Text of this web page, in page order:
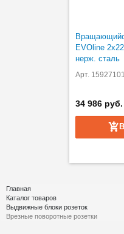
EVOline
нерж. сталь
Арт.
34 986 руб.
Главная
Каталог товаров
Выдвижные блоки розеток
Врезные поворотные розетки